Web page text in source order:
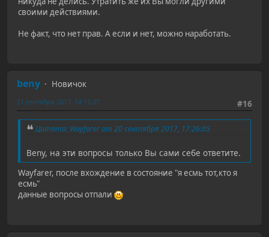
своими действиями.
Не факт, что нет прав. А если и нет, можно наработать.
beny
Новичок
#16
21 сентября 2017, 14:15:27
Цитата: Wayfarer от 20 сентября 2017, 17:26:05
Beny, на эти вопросы только Вы сами себе ответите.
Wayfarer, после вхождение в состояние "я есмь тот,кто я
есмь"
данные вопросы отпали